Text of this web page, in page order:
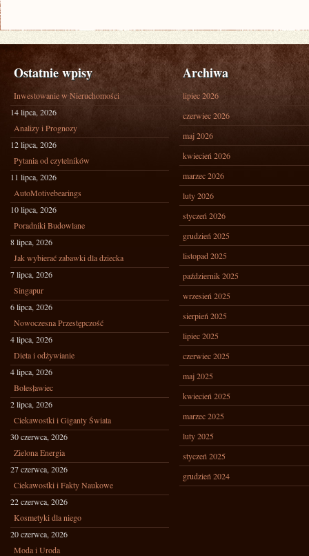
Ostatnie wpisy
Inwestowanie w Nieruchomości
14 lipca, 2026
Analizy i Prognozy
12 lipca, 2026
Pytania od czytelników
11 lipca, 2026
AutoMotivebearings
10 lipca, 2026
Poradniki Budowlane
8 lipca, 2026
Jak wybierać zabawki dla dziecka
7 lipca, 2026
Singapur
6 lipca, 2026
Nowoczesna Przestępczość
4 lipca, 2026
Dieta i odżywianie
4 lipca, 2026
Bolesławiec
2 lipca, 2026
Ciekawostki i Giganty Świata
30 czerwca, 2026
Zielona Energia
27 czerwca, 2026
Ciekawostki i Fakty Naukowe
22 czerwca, 2026
Kosmetyki dla niego
20 czerwca, 2026
Moda i Uroda
Archiwa
lipiec 2026
czerwiec 2026
maj 2026
kwiecień 2026
marzec 2026
luty 2026
styczeń 2026
grudzień 2025
listopad 2025
październik 2025
wrzesień 2025
sierpień 2025
lipiec 2025
czerwiec 2025
maj 2025
kwiecień 2025
marzec 2025
luty 2025
styczeń 2025
grudzień 2024